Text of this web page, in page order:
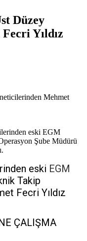
Düzey
Yıldız
eski EGM
Şube Müdürü
eski EGM
Takip
Fecri Yıldız
ÇALIŞMA